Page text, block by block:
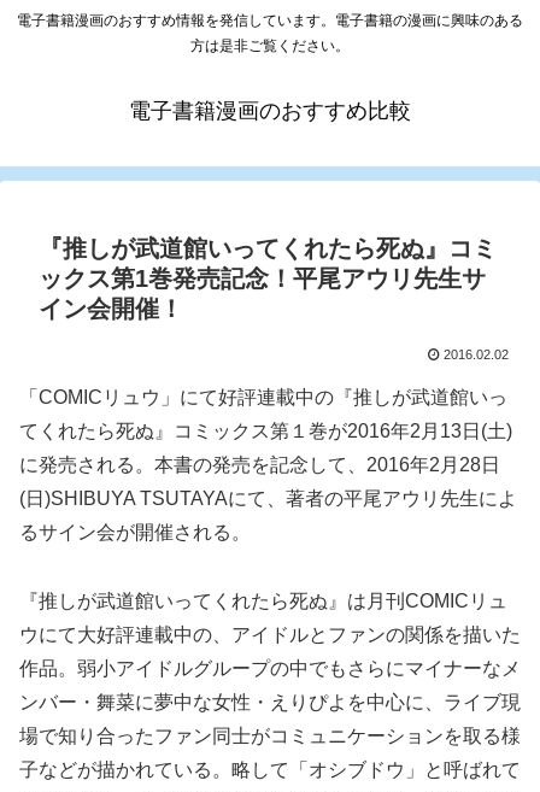
電子書籍漫画のおすすめ情報を発信しています。電子書籍の漫画に興味のある
方は是非ご覧ください。
電子書籍漫画のおすすめ比較
『推しが武道館いってくれたら死ぬ』コミ
ックス第1巻発売記念！平尾アウリ先生サ
イン会開催！
2016.02.02
「COMICリュウ」にて好評連載中の『推しが武道館いっ
てくれたら死ぬ』コミックス第１巻が2016年2月13日(土)
に発売される。本書の発売を記念して、2016年2月28日
(日)SHIBUYA TSUTAYAにて、著者の平尾アウリ先生によ
るサイン会が開催される。
『推しが武道館いってくれたら死ぬ』は月刊COMICリュ
ウにて大好評連載中の、アイドルとファンの関係を描いた
作品。弱小アイドルグループの中でもさらにマイナーなメ
ンバー・舞菜に夢中な女性・えりぴよを中心に、ライブ現
場で知り合ったファン同士がコミュニケーションを取る様
子などが描かれている。略して「オシブドウ」と呼ばれて